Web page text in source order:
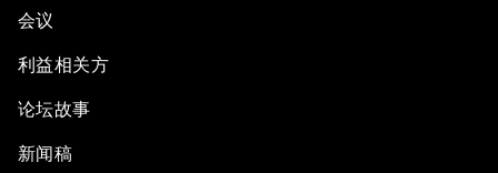
会议
利益相关方
论坛故事
新闻稿